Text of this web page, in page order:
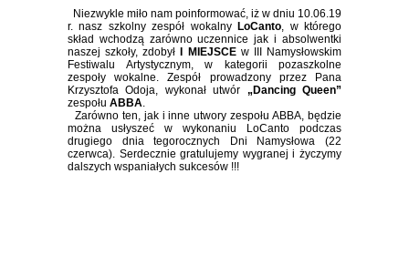
Niezwykle miło nam poinformować, iż w dniu 10.06.19
r. nasz szkolny zespół wokalny LoCanto, w którego
skład wchodzą zarówno uczennice jak i absolwentki
naszej szkoły, zdobył
I MIEJSCEw III Namysłowskim
Festiwalu Artystycznym, w kategorii pozaszkolne
zespoły wokalne. Zespół prowadzony przez Pana
Krzysztofa Odoja, wykonał utwór „Dancing Queen”
zespołu ABBA.
Zarówno ten, jak i inne utwory zespołu ABBA, będzie
można usłyszeć w wykonaniu LoCanto podczas
drugiego dnia tegorocznych Dni Namysłowa (22
czerwca). Serdecznie gratulujemy wygranej i życzymy
dalszych wspaniałych sukcesów !!!